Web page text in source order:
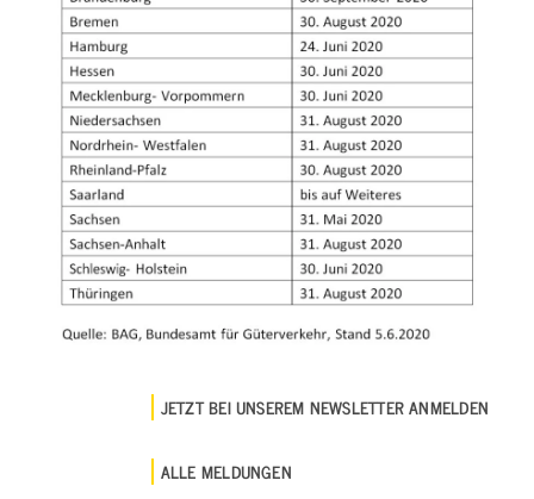
JETZT BEI UNSEREM NEWSLETTER ANMELDEN
ALLE MELDUNGEN